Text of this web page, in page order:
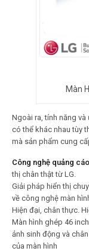
Màn
Ngoài ra, tính năng
có thể khác nhau tùy
mà sản phẩm cung
Công nghệ quảng
thị chân thật từ LG.
Giải pháp hiển thị
về công nghệ màn
Hiện đại, chân thực.
Màn hình ghép 46
ảnh sinh động và
của màn hình